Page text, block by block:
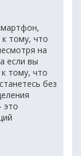
тому, что
на
если вы
тому, что
без
это